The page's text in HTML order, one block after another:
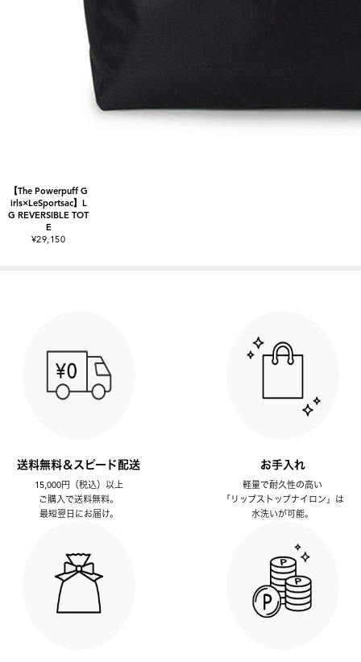
【The Powerpuff G
irls×LeSportsac】L
G REVERSIBLE TOT
E
¥29,150
送料無料＆スピード配送
15,000円（税込）以上
ご購入で送料無料。
最短翌日にお届け。
お手入れ
軽量で耐久性の高い
「リップストップナイロン」は
水洗いが可能。